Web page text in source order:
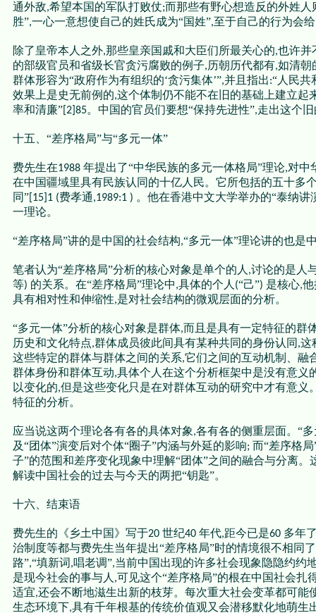
通外敌,希望本国的军队打败仗;而那些有野心想造反的外姓人
胜”,一心一意想使自己的姓氏成为“国姓”,至于自己的行为会
除了皇帝本人之外,那些皇亲国戚和大臣们所最关心的,也许并
的部级官员和省级长官贪污腐败的例子,历朝历代都有,如清
群体形容为“政府作为有组织的‘贪污集体’”,并且指出:“人民共
效果上是史无前例的,这个体制仍不能不在旧的基础上建立起
率和清廉”[2]85。中国的官员们要想“保持先进性”,走出这个
十五、“差序格局”与“多元一体”
费先生在1988 年提出了“中华民族的多元一体格局”理论,对中
在中国疆域里具有民族认同的十亿人民。它所包括的五十多
同”[15]1 (费孝通,1989:1 ) 。他在香港中文大学举办的“泰纳
一理论。
“差序格局”讲的是中国的社会结构,“多元一体”理论讲的也是
笔者认为“差序格局”分析的核心对象是单个的人 ,讨论的是人
等) 的关系。在“差序格局”理论中,具体的个人 (“己”) 是核心,他
具有相对性和伸缩性,是对社会结构的微观层面的分析。
“多元一体”分析的核心对象是群体,而且是具有一定特征的群
历史和文化特点,群体成员彼此间具有某种共同的身份认同 ,这
这些特定的群体与群体之间的关系,它们之间的互动机制、融
群体身份和群体互动,具体个人在这个分析框架中是没有意义
以变化的,但是这些变化只是在对群体互动的研究中才有意义
特征的分析。
应当说这两个理论各有各的具体对象,各有各的侧重层面。“
及“团体”演变后对个体“圈子”内涵与外延的影响; 而“差序格
子”的范围和差序变化现象中理解“团体”之间的融合与分离
解读中国社会的过去与今天的两把“钥匙”。
十六、结束语
费先生的《乡土中国》写于20 世纪40 年代,距今已是60 多年
治制度等都与费先生当年提出“差序格局”时的情境很不相同了
路”,“填新词,唱老调”,当前中国出现的许多社会现象隐隐约约
是现今社会的事与人 ,可见这个“差序格局”的根在中国社会扎
适宜,还会不断地滋生出新的枝芽。每次重大社会变革都可
生态环境下,具有千年根基的传统价值观又会潜移默化地萌生